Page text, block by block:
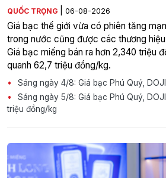
QUỐC TRỌNG 06-08-2026
Giá bạc thế giới vừa có phiên tăng
trong nước cũng được các thương
Giá bạc miếng bán ra hơn 2,340 triệu
quanh 62,7 triệu đồng/kg.
Sáng ngày 4/8: Giá bạc Phú Quý,
Sáng ngày 5/8: Giá bạc Phú Quý,
triệu đồng/kg